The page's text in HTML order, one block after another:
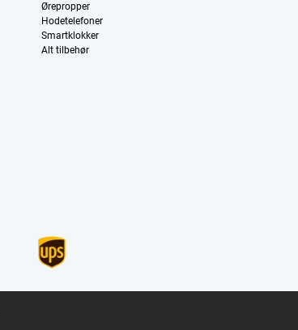
Ørepropper
Hodetelefoner
Smartklokker
Alt tilbehør